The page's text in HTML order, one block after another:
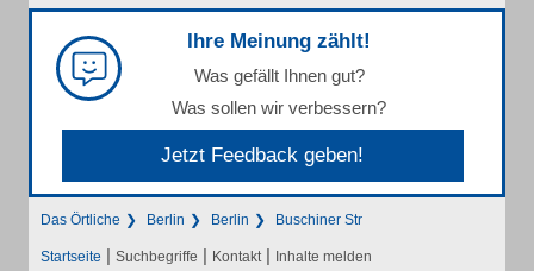
Ihre Meinung zählt!
Was gefällt Ihnen gut?
Was sollen wir verbessern?
Jetzt Feedback geben!
Das Örtliche Berlin Berlin Buschiner Str
Startseite | Suchbegriffe | Kontakt | Inhalte melden